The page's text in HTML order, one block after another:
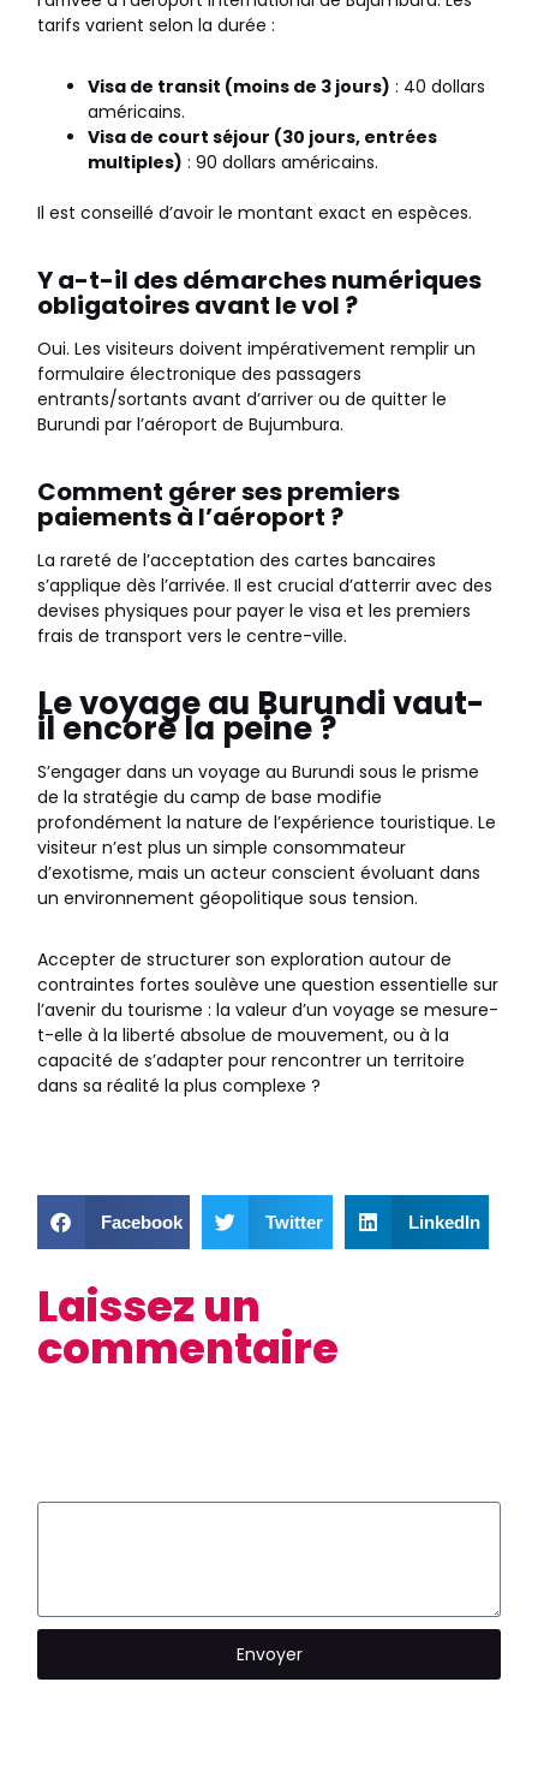
tarifs varient selon la durée :
Visa de transit (moins de 3 jours) : 40 dollars
américains.
Visa de court séjour (30 jours, entrées
multiples) : 90 dollars américains.
Il est conseillé d’avoir le montant exact en espèces.
Y a-t-il des démarches numériques
obligatoires avant le vol ?
Oui. Les visiteurs doivent impérativement remplir un
formulaire électronique des passagers
entrants/sortants avant d’arriver ou de quitter le
Burundi par l’aéroport de Bujumbura.
Comment gérer ses premiers
paiements à l’aéroport ?
La rareté de l’acceptation des cartes bancaires
s’applique dès l’arrivée. Il est crucial d’atterrir avec des
devises physiques pour payer le visa et les premiers
frais de transport vers le centre-ville.
Le voyage au Burundi vaut-
il encore la peine ?
S’engager dans un voyage au Burundi sous le prisme
de la stratégie du camp de base modifie
profondément la nature de l’expérience touristique. Le
visiteur n’est plus un simple consommateur
d’exotisme, mais un acteur conscient évoluant dans
un environnement géopolitique sous tension.
Accepter de structurer son exploration autour de
contraintes fortes soulève une question essentielle sur
l’avenir du tourisme : la valeur d’un voyage se mesure-
t-elle à la liberté absolue de mouvement, ou à la
capacité de s’adapter pour rencontrer un territoire
dans sa réalité la plus complexe ?
Facebook Twitter LinkedIn
Laissez un
commentaire
Envoyer